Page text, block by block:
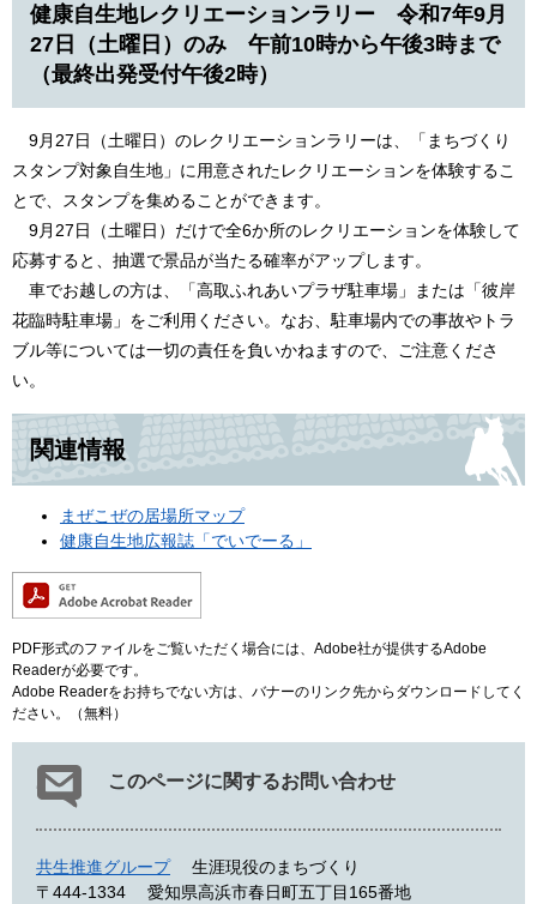
健康自生地レクリエーションラリー 令和7年9月
27日（土曜日）のみ 午前10時から午後3時まで
（最終出発受付午後2時）
9月27日（土曜日）のレクリエーションラリーは、「まちづくり
スタンプ対象自生地」に用意されたレクリエーションを体験するこ
とで、スタンプを集めることができます。
9月27日（土曜日）だけで全6か所のレクリエーションを体験して
応募すると、抽選で景品が当たる確率がアップします。
車でお越しの方は、「高取ふれあいプラザ駐車場」または「彼岸
花臨時駐車場」をご利用ください。なお、駐車場内での事故やトラ
ブル等については一切の責任を負いかねますので、ご注意くださ
い。
関連情報
まぜこぜの居場所マップ
健康自生地広報誌「でいでーる」
PDF形式のファイルをご覧いただく場合には、Adobe社が提供するAdobe
Readerが必要です。
Adobe Readerをお持ちでない方は、バナーのリンク先からダウンロードしてく
ださい。（無料）
このページに関するお問い合わせ
共生推進グループ
生涯現役のまちづくり
〒444-1334
愛知県高浜市春日町五丁目165番地